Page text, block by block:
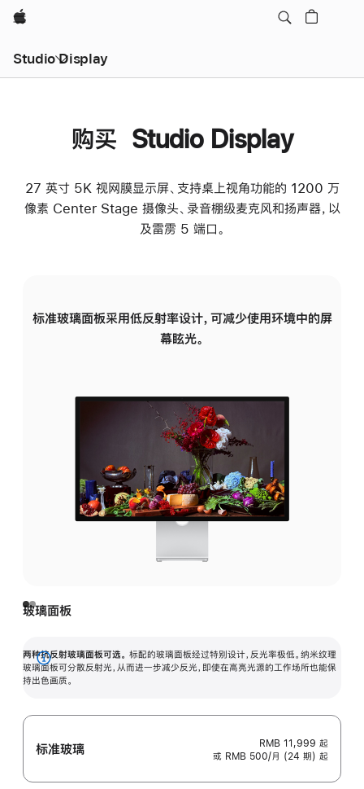
Apple
Studio Display
购买 Studio Display
27 英寸 5K 视网膜显示屏、支持桌上视角功能的 1200 万
像素 Center Stage 摄像头、录音棚级麦克风和扬声器，以
及雷雳 5 端口。
标准玻璃面板采用低反射率设计，可减少使用环境中的屏
幕眩光。
玻璃面板
两种抗反射玻璃面板可选。 标配的玻璃面板经过特别设计，反光率极低。纳米纹理
玻璃面板可分散反射光，从而进一步减少反光，即使在高亮光源的工作场所也能保
持出色画质。
展
开
标准玻璃 RMB 11,999 起
或 RMB 500/月 (24 期) 起